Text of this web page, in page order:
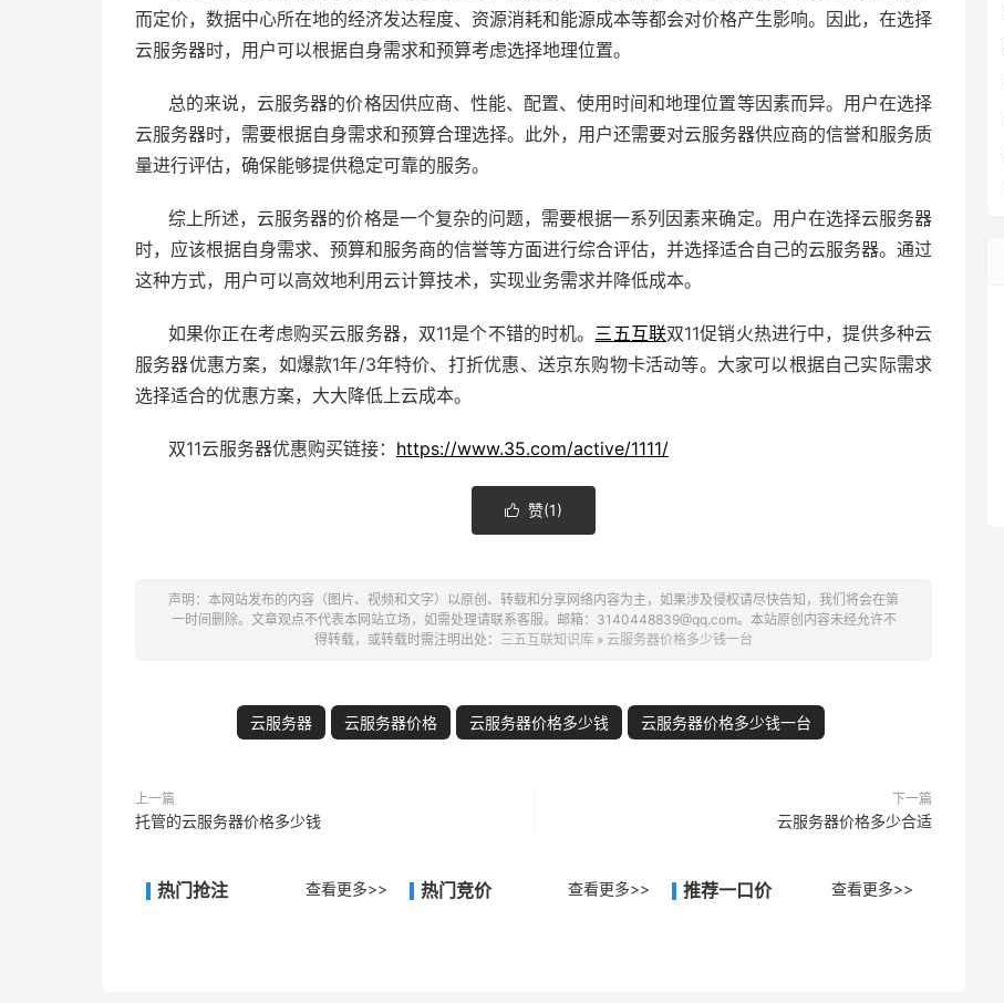
而定价，数据中心所在地的经济发达程度、资源消耗和能源成本等都会对价格产生影响。因此，在选择
云服务器时，用户可以根据自身需求和预算考虑选择地理位置。
总的来说，云服务器的价格因供应商、性能、配置、使用时间和地理位置等因素而异。用户在选择
云服务器时，需要根据自身需求和预算合理选择。此外，用户还需要对云服务器供应商的信誉和服务质
量进行评估，确保能够提供稳定可靠的服务。
综上所述，云服务器的价格是一个复杂的问题，需要根据一系列因素来确定。用户在选择云服务器
时，应该根据自身需求、预算和服务商的信誉等方面进行综合评估，并选择适合自己的云服务器。通过
这种方式，用户可以高效地利用云计算技术，实现业务需求并降低成本。
如果你正在考虑购买云服务器，双11是个不错的时机。 三五互联双11促销火热进行中，提供多种云
服务器优惠方案，如爆款1年/3年特价、打折优惠、送京东购物卡活动等。大家可以根据自己实际需求
选择适合的优惠方案，大大降低上云成本。
双11云服务器优惠购买链接： https://www.35.com/active/1111/
 赞(1)
声明：本网站发布的内容（图片、视频和文字）以原创、转载和分享网络内容为主，如果涉及侵权请尽快告知，我们将会在第
一时间删除。文章观点不代表本网站立场，如需处理请联系客服。邮箱：3140448839@qq.com。本站原创内容未经允许不
得转载，或转载时需注明出处： 三五互联知识库 » 云服务器价格多少钱一台
云服务器 云服务器价格 云服务器价格多少钱 云服务器价格多少钱一台
上一篇
托管的云服务器价格多少钱
下一篇
云服务器价格多少合适
热门抢注 查看更多>> 热门竞价 查看更多>> 推荐一口价 查看更多>>